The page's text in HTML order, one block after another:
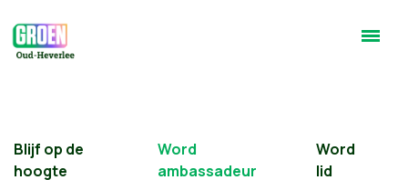
Blijf op de
hoogte
Word
ambassadeur
Word
lid